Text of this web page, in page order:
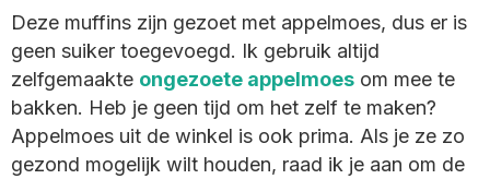
Deze muffins zijn gezoet met appelmoes, dus er is
geen suiker toegevoegd. Ik gebruik altijd
zelfgemaakte ongezoete appelmoes om mee te
bakken. Heb je geen tijd om het zelf te maken?
Appelmoes uit de winkel is ook prima. Als je ze zo
gezond mogelijk wilt houden, raad ik je aan om de